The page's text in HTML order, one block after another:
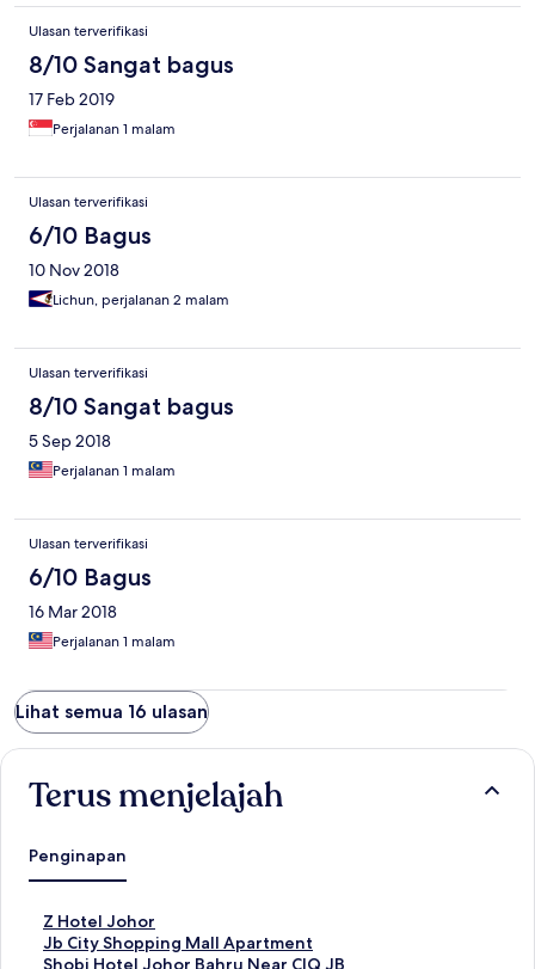
Ulasan terverifikasi
8/10 Sangat bagus
17 Feb 2019
Perjalanan 1 malam
Ulasan terverifikasi
6/10 Bagus
10 Nov 2018
Lichun, perjalanan 2 malam
Ulasan terverifikasi
8/10 Sangat bagus
5 Sep 2018
Perjalanan 1 malam
Ulasan terverifikasi
6/10 Bagus
16 Mar 2018
Perjalanan 1 malam
Lihat semua 16 ulasan
Terus menjelajah
Penginapan
Z Hotel Johor
T
a
u
Jb City Shopping Mall Apartment
T
a
Shobi Hotel Johor Bahru Near CIQ JB
T